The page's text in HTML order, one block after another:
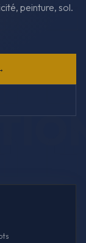
peinture, sol.